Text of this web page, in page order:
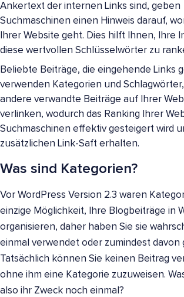
Ankertext der internen Links sind, geben
Suchmaschinen einen Hinweis darauf,
Ihrer Website geht. Dies hilft Ihnen, Ihre
diese wertvollen Schlüsselwörter zu
Beliebte Beiträge, die eingehende Links
verwenden Kategorien und
andere verwandte Beiträge auf Ihrer
verlinken, wodurch das Ranking Ihrer
Suchmaschinen effektiv gesteigert wird
zusätzlichen Link-Saft erhalten.
Was sind Kategorien?
Vor WordPress Version 2.3 waren
einzige Möglichkeit, Ihre Blogbeiträge in
organisieren, daher haben Sie sie
einmal verwendet oder zumindest davon
Tatsächlich können Sie keinen Beitrag
ohne ihm eine Kategorie zuzuweisen.
also ihr Zweck noch einmal?